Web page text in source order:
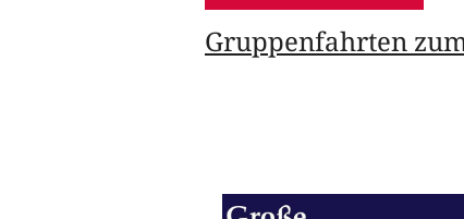
Gruppenfahrten